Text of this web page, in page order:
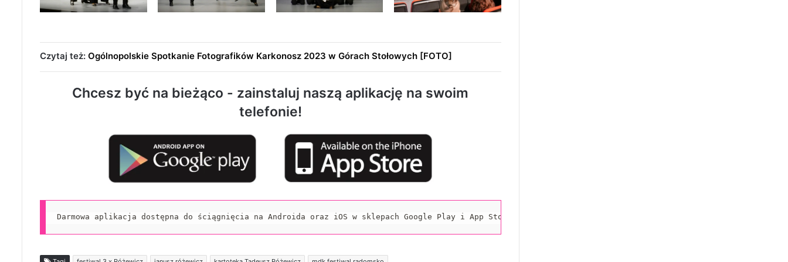
Czytaj też: Ogólnopolskie Spotkanie Fotografików Karkonosz 2023 w Górach Stołowych [FOTO]
Chcesz być na bieżąco - zainstaluj naszą aplikację na swoim
telefonie!
Darmowa aplikacja dostępna do ściągnięcia na Androida oraz iOS w sklepach Google Play i App Store.
Radomsku
Rowerzystka ranna po zderzeniu z
samochodem. Trafiła do szpitala
miejsca zdarzenia. 32-latek trafił do